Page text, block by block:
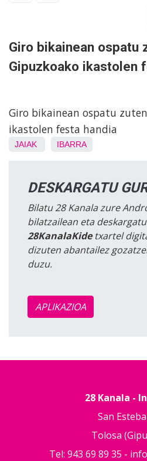
Giro bikainean ospatu
Gipuzkoako ikastolen
Giro bikainean ospatu
ikastolen festa handia
JAIAK IBARRA
DESKARGATU
Bilatu 28 Kanala zure
bilatzailean eta
28KanalaKidetxartel
dizuten abantailez
duzu.
APLIKAZIOA
28 Kanala -
San
Tolosa
Tel: 943 69 89 35 -